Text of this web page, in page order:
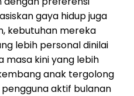
gaya hidup juga
kebutuhan mereka
lebih personal dinilai
masa kini yang lebih
anak tergolong
aktif bulanan